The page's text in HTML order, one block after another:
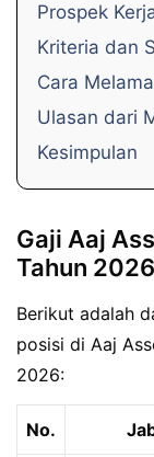
Prospek
Kriteria dan
Cara
Ulasan dari
Kesimpulan
Gaji Aaj
Tahun 2026
Berikut adalah
posisi di Aaj
2026:
No.